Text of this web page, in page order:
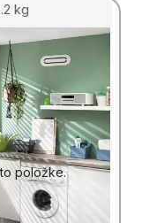
kg
položke.